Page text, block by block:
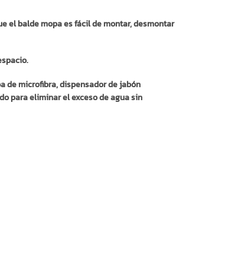
el balde mopa es fácil de montar, desmontar
de microfibra, dispensador de jabón
para eliminar el exceso de agua sin